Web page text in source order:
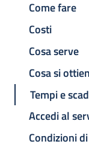
Come fare
Costi
Cosa serve
Cosa si
Tempi e
Accedi al
Condizioni